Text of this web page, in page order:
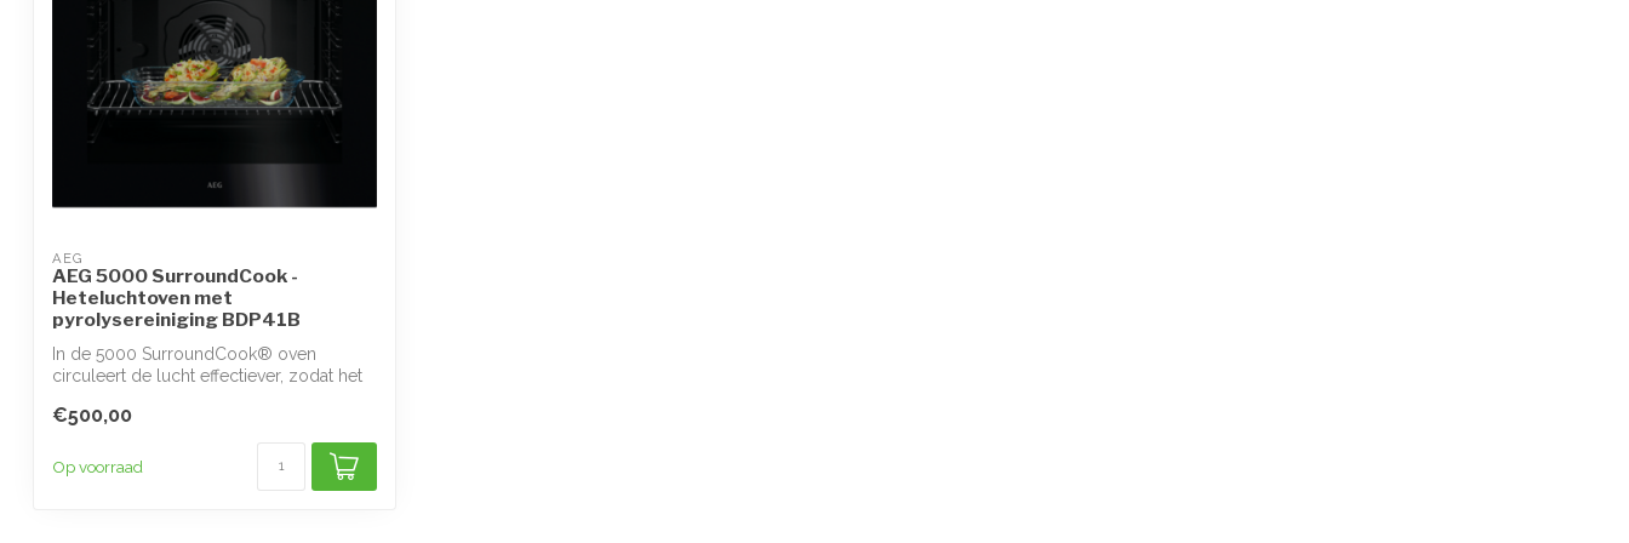
AEG
AEG 5000 SurroundCook -
Heteluchtoven met
pyrolysereiniging BDP41B
In de 5000 SurroundCook® oven
circuleert de lucht effectiever, zodat het
€500,00
Op voorraad